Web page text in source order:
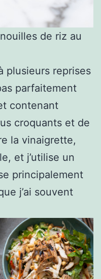
de riz au
plusieurs reprises
parfaitement
contenant
croquants et de
la vinaigrette,
et j’utilise un
principalement
j’ai souvent